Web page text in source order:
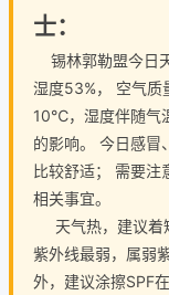
士：
锡林郭勒盟今日
湿度53%， 空气质
10℃，湿度伴随气
的影响。 今日感冒
比较舒适； 需要注
相关事宜。
天气热，建议着
紫外线最弱，属弱
外，建议涂擦SPF